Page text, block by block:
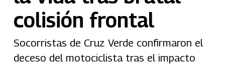
colisión frontal
Socorristas de Cruz Verde confirmaron el
deceso del motociclista tras el impacto